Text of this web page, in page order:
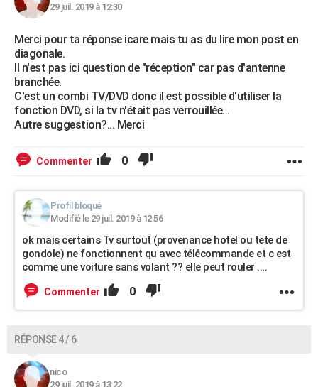
29 juil. 2019 à 12:30
Merci pour ta réponse icare mais tu as du lire mon post en
diagonale.
Il n'est pas ici question de "réception" car pas d'antenne
branchée.
C'est un combi TV/DVD donc il est possible d'utiliser la
fonction DVD, si la tv n'était pas verrouillée...
Autre suggestion?... Merci
Commenter 0
Profil bloqué
Modifié le 29 juil. 2019 à 12:56
ok mais certains Tv surtout (provenance hotel ou tete de
gondole) ne fonctionnent qu avec télécommande et c est
comme une voiture sans volant ?? elle peut rouler ....
Commenter 0
RÉPONSE 4 / 6
nico
29 juil. 2019 à 13:22